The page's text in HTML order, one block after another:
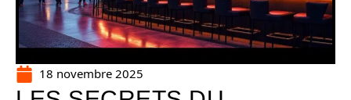
18 novembre 2025